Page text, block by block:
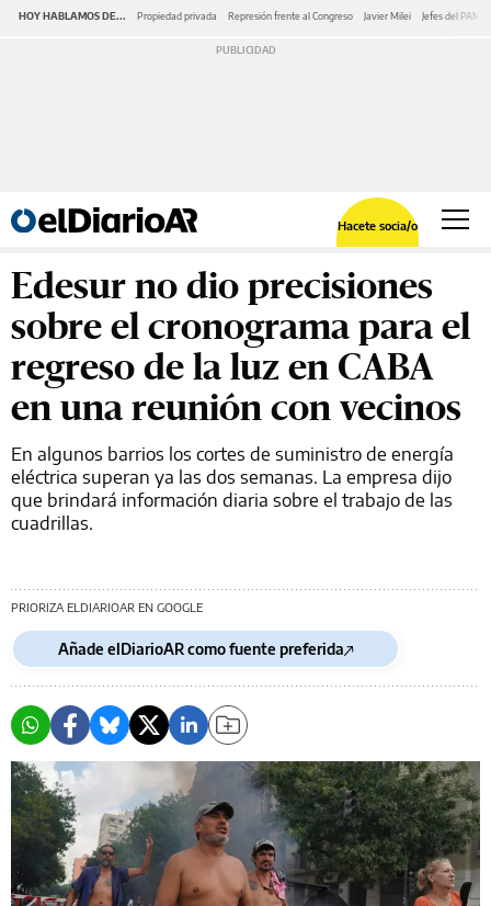
HOY HABLAMOS DE... Propiedad privada Represión frente al Congreso Javier Milei Jefes del PAMI
Hacete socia/o
Edesur no dio precisiones
sobre el cronograma para el
regreso de la luz en CABA
en una reunión con vecinos
En algunos barrios los cortes de suministro de energía
eléctrica superan ya las dos semanas. La empresa dijo
que brindará información diaria sobre el trabajo de las
cuadrillas.
PRIORIZA ELDIARIOAR EN GOOGLE
Añade elDiarioAR como fuente preferida